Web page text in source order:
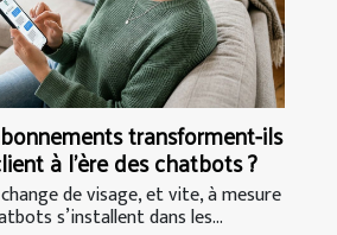
transforment-ils
à l’ère des chatbots ?
de visage, et vite, à mesure
s’installent dans les...